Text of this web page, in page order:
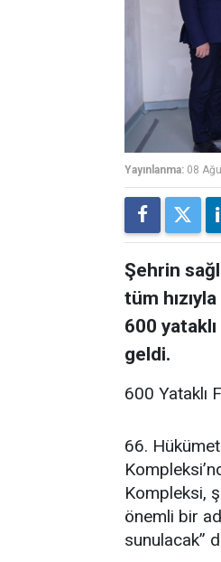
Yayınlanma: 08
Şehrin
tüm
600
geldi.
600 Yataklı
66.
Kompleksi,
önemli bir
sunulacak”